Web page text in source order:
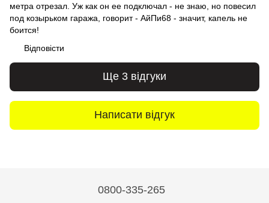
метра отрезал. Уж как он ее подключал - не знаю, но повесил
под козырьком гаража, говорит - АйПи68 - значит, капель не
боится!
Відповісти
Ще 3 відгуки
Написати відгук
0800-335-265